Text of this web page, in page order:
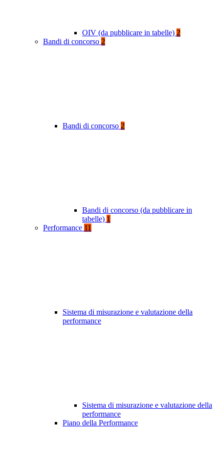
OIV (da pubblicare in tabelle) 2
Bandi di concorso 2
Bandi di concorso 2
Bandi di concorso (da pubblicare in
tabelle) 1
Performance 11
Sistema di misurazione e valutazione della
performance
Sistema di misurazione e valutazione della
performance
Piano della Performance